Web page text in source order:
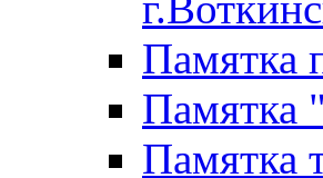
Памятка
Памятка
Памятка